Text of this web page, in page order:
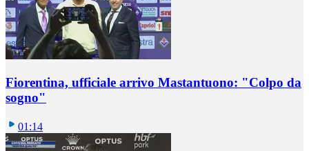
Fiorentina, ufficiale arrivo Mastantuono: "Colpo da
sogno"
01:14